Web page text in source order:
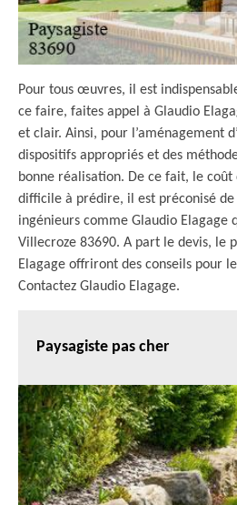
Pour tous œuvres, il est
ce faire, faites appel à Glaudio
et clair. Ainsi, pour l’aménagement
dispositifs appropriés et des
bonne réalisation. De ce fait, le
difficile à prédire, il est préconisé
ingénieurs comme Glaudio Elagage
Villecroze 83690. A part le devis, le
Elagage offriront des conseils pour
Contactez Glaudio Elagage.
Paysagiste pas cher